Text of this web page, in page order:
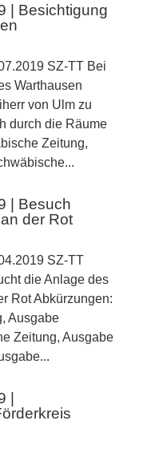
| Besichtigung
SZ-TT Bei
Warthausen
von Ulm zu
durch die Räume
Zeitung,
| Besuch
der Rot
SZ-TT
die Anlage des
Rot Abkürzungen:
Ausgabe
Zeitung, Ausgabe
|